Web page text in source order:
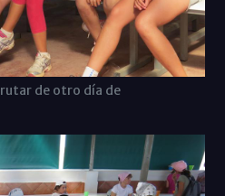
de otro día de